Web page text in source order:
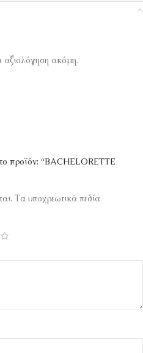
αξιολόγηση ακόμη.
προϊόν: “BACHELORETTE
Τα υποχρεωτικά πεδία